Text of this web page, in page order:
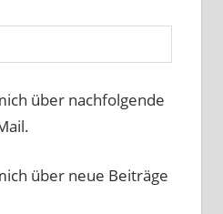
über nachfolgende
über neue Beiträge